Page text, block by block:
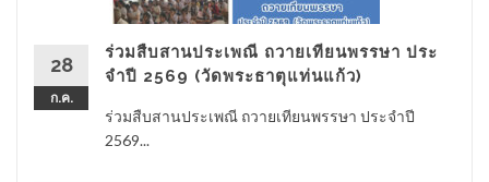
28
ก.ค.
ร่วมสืบสานประเพณี ถวายเทียนพรรษา ประ
จําปี 2569 (วัดพระธาตุแท่นแก้ว)
ร่วมสืบสานประเพณี ถวายเทียนพรรษา ประจําปี
2569...